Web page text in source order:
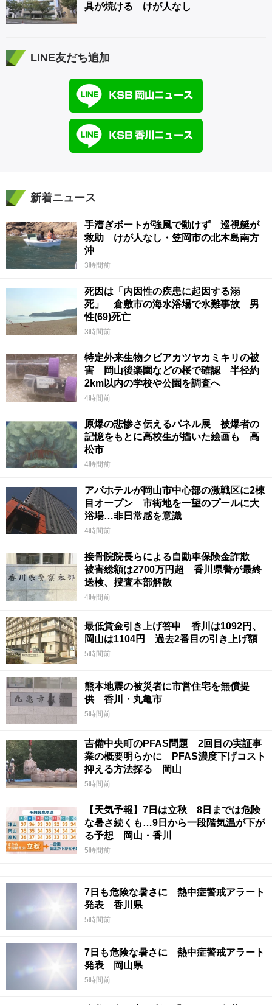
具が焼ける けが人なし
LINE友だち追加
新着ニュース
手漕ぎボートが強風で動けず 巡視艇が
救助 けが人なし・笠岡市の北木島南方
沖
3時間前
死因は「内因性の疾患に起因する溺
死」 倉敷市の海水浴場で水難事故 男
性(69)死亡
3時間前
特定外来生物クビアカツヤカミキリの被
害 岡山後楽園などの桜で確認 半径約
2km以内の学校や公園を調査へ
4時間前
原爆の悲惨さ伝えるパネル展 被爆者の
記憶をもとに高校生が描いた絵画も 高
松市
4時間前
アパホテルが岡山市中心部の激戦区に2棟
目オープン 市街地を一望のプールに大
浴場…非日常感を意識
4時間前
接骨院院長らによる自動車保険金詐欺
被害総額は2700万円超 香川県警が最終
送検、捜査本部解散
4時間前
最低賃金引き上げ答申 香川は1092円、
岡山は1104円 過去2番目の引き上げ額
5時間前
熊本地震の被災者に市営住宅を無償提
供 香川・丸亀市
5時間前
吉備中央町のPFAS問題 2回目の実証事
業の概要明らかに PFAS濃度下げコスト
抑える方法探る 岡山
5時間前
【天気予報】7日は立秋 8日までは危険
な暑さ続くも…9日から一段階気温が下が
る予想 岡山・香川
5時間前
7日も危険な暑さに 熱中症警戒アラート
発表 香川県
5時間前
7日も危険な暑さに 熱中症警戒アラート
発表 岡山県
5時間前